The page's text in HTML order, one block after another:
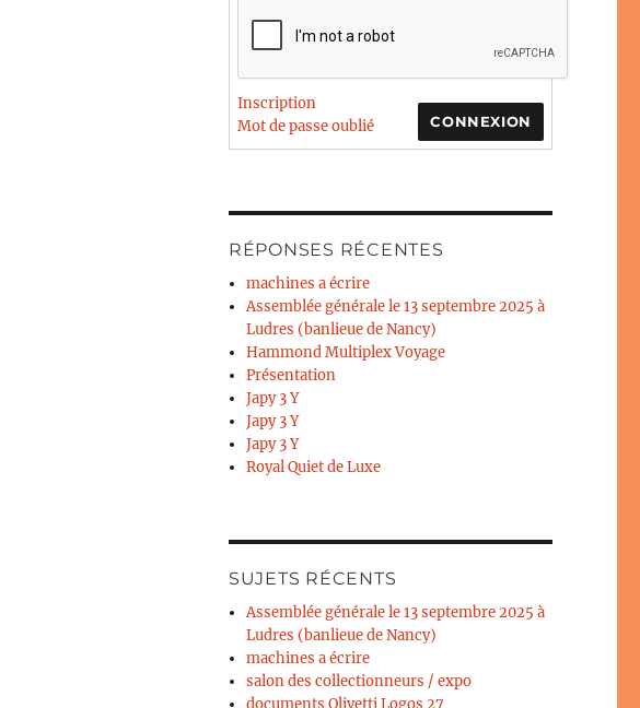
CONNEXION
Inscription
Mot de passe oublié
RÉPONSES RÉCENTES
machines a écrire
Assemblée générale le 13 septembre 2025 à
Ludres (banlieue de Nancy)
Hammond Multiplex Voyage
Présentation
Japy 3 Y
Japy 3 Y
Japy 3 Y
Royal Quiet de Luxe
SUJETS RÉCENTS
Assemblée générale le 13 septembre 2025 à
Ludres (banlieue de Nancy)
machines a écrire
salon des collectionneurs / expo
documents Olivetti Logos 27